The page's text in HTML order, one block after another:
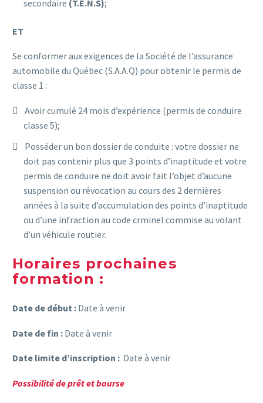
secondaire (T.E.N.S);
ET
Se conformer aux exigences de la Société de l’assurance
automobile du Québec (S.A.A.Q) pour obtenir le permis de
classe 1 :
Avoir cumulé 24 mois d’expérience (permis de conduire
classe 5);
Posséder un bon dossier de conduite : votre dossier ne
doit pas contenir plus que 3 points d’inaptitude et votre
permis de conduire ne doit avoir fait l’objet d’aucune
suspension ou révocation au cours des 2 dernières
années à la suite d’accumulation des points d’inaptitude
ou d’une infraction au code crminel commise au volant
d’un véhicule routier.
Horaires prochaines
formation :
Date de début : Date à venir
Date de fin : Date à venir
Date limite d’inscription : Date à venir
Possibilité de prêt et bourse